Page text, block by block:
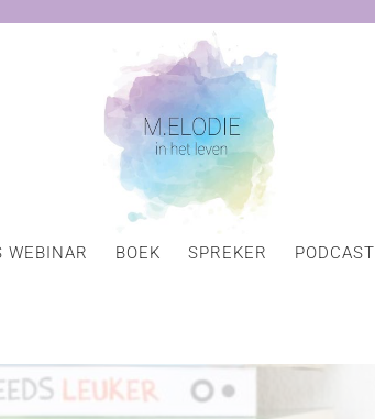
WEBINAR BOEK SPREKER PODCAST